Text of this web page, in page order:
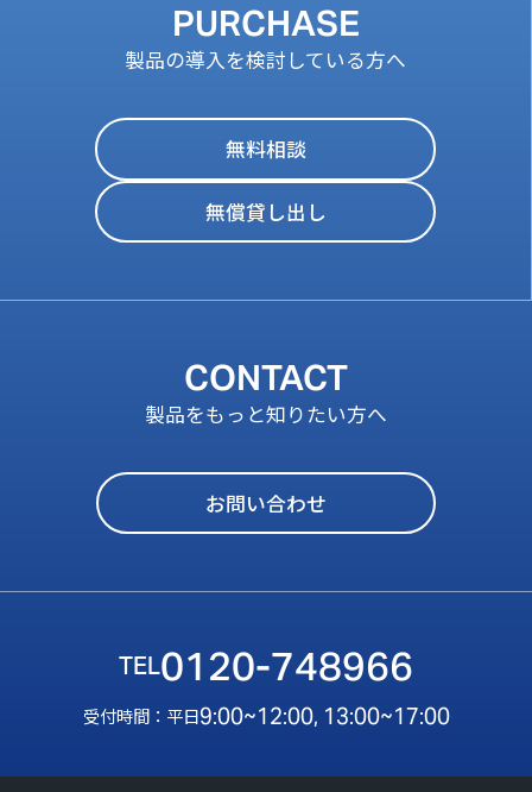
PURCHASE
製品の導入を検討している方へ
無料相談
無償貸し出し
CONTACT
製品をもっと知りたい方へ
お問い合わせ
0120-748966
受付時間：平日9:00~12:00, 13:00~17:00